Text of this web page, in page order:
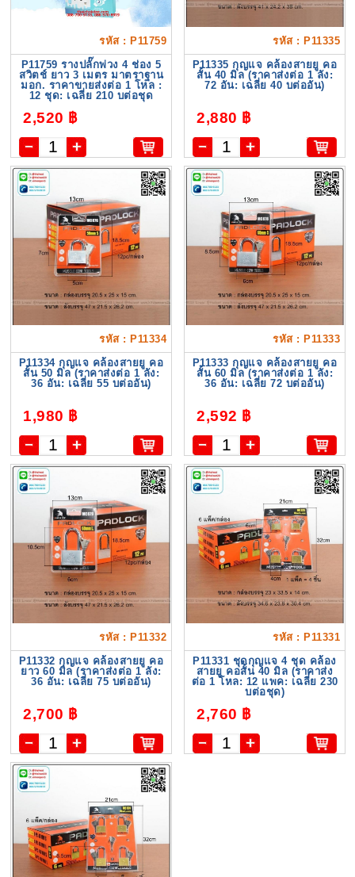
รหัส : P11759
P11759 รางปลั๊กพ่วง 4 ช่อง 5
สวิตช์ ยาว 3 เมตร มาตราฐาน
มอก. ราคาขายส่งต่อ 1 โหล :
12 ชุด: เฉลี่ย 210 บต่อชุด
2,520 ฿
รหัส : P11335
P11335 กุญแจ คล้องสายยู คอ
สั้น 40 มิล (ราคาส่งต่อ 1 ลัง:
72 อัน: เฉลี่ย 40 บต่ออัน)
2,880 ฿
รหัส : P11334
P11334 กุญแจ คล้องสายยู คอ
สั้น 50 มิล (ราคาส่งต่อ 1 ลัง:
36 อัน: เฉลี่ย 55 บต่ออัน)
1,980 ฿
รหัส : P11333
P11333 กุญแจ คล้องสายยู คอ
สั้น 60 มิล (ราคาส่งต่อ 1 ลัง:
36 อัน: เฉลี่ย 72 บต่ออัน)
2,592 ฿
รหัส : P11332
P11332 กุญแจ คล้องสายยู คอ
ยาว 60 มิล (ราคาส่งต่อ 1 ลัง:
36 อัน: เฉลี่ย 75 บต่ออัน)
2,700 ฿
รหัส : P11331
P11331 ชุดกุญแจ 4 ชุด คล้อง
สายยู คอสั้น 40 มิล (ราคาส่ง
ต่อ 1 โหล: 12 แพค: เฉลี่ย 230
บต่อชุด)
2,760 ฿